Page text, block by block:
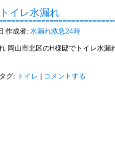
イレ水漏れ
作成者: 水漏れ救急24時
岡山市北区のH様邸でトイレ水
タグ: トイレ | コメントする